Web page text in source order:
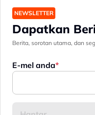
NEWSLETTER
Dapatkan
Berita, sorotan utama, dan
E-mel anda